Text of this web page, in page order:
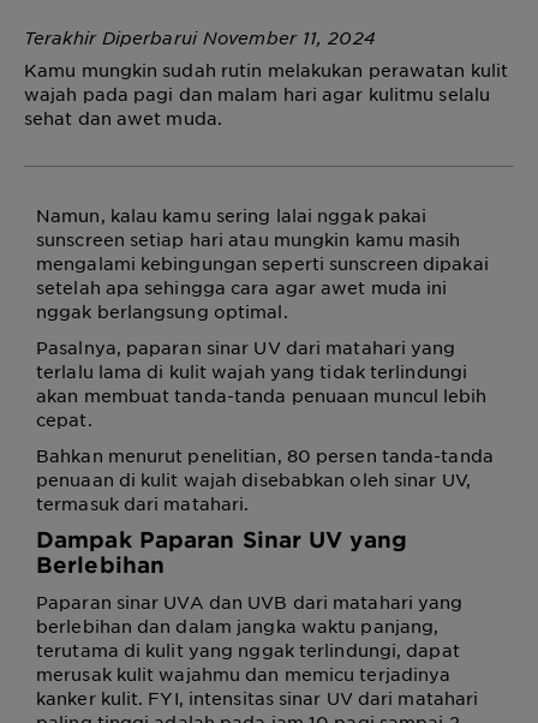
Terakhir Diperbarui November 11, 2024
Kamu mungkin sudah rutin melakukan perawatan kulit
wajah pada pagi dan malam hari agar kulitmu selalu
sehat dan awet muda.
Namun, kalau kamu sering lalai nggak pakai
sunscreen setiap hari atau mungkin kamu masih
mengalami kebingungan seperti sunscreen dipakai
setelah apa sehingga cara agar awet muda ini
nggak berlangsung optimal.
Pasalnya, paparan sinar UV dari matahari yang
terlalu lama di kulit wajah yang tidak terlindungi
akan membuat tanda-tanda penuaan muncul lebih
cepat.
Bahkan menurut penelitian, 80 persen tanda-tanda
penuaan di kulit wajah disebabkan oleh sinar UV,
termasuk dari matahari.
Dampak Paparan Sinar UV yang
Berlebihan
Paparan sinar UVA dan UVB dari matahari yang
berlebihan dan dalam jangka waktu panjang,
terutama di kulit yang nggak terlindungi, dapat
merusak kulit wajahmu dan memicu terjadinya
kanker kulit. FYI, intensitas sinar UV dari matahari